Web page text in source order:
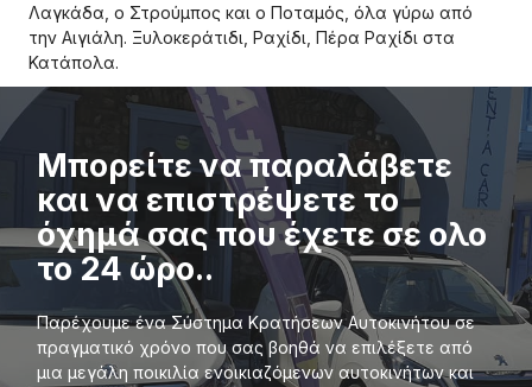
Λαγκάδα, ο Στρούμπος και ο Ποταμός, όλα γύρω από
την Αιγιάλη. Ξυλοκεράτιδι, Ραχίδι, Πέρα Ραχίδι στα
Κατάπολα.
Μπορείτε να παραλάβετε
και να επιστρέψετε το
όχημά σας που έχετε σε ολο
το 24 ώρο..
Παρέχουμε ένα Σύστημα Κρατήσεων Αυτοκινήτου σε
πραγματικό χρόνο που σας βοηθά να επιλέξετε από
μια μεγάλη ποικιλία ενοικιαζόμενων αυτοκινήτων και